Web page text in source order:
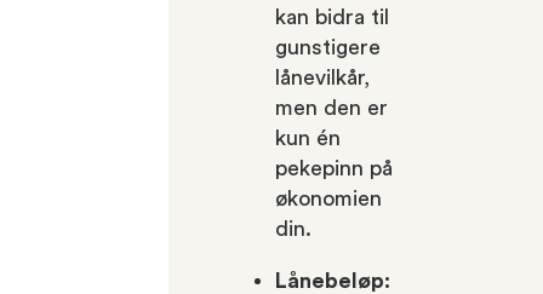
kan bidra til
gunstigere
lånevilkår,
men den er
kun én
pekepinn på
økonomien
din.
Lånebeløp: